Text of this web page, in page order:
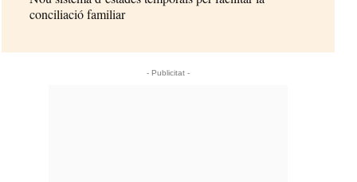
conciliació familiar
- Publicitat -